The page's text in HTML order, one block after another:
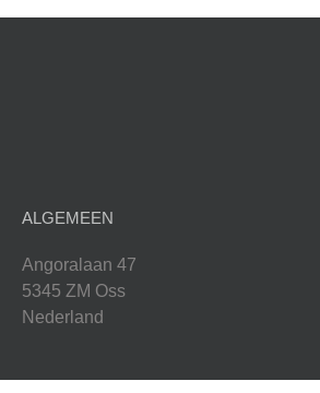
ALGEMEEN
Angoralaan 47
5345 ZM Oss
Nederland